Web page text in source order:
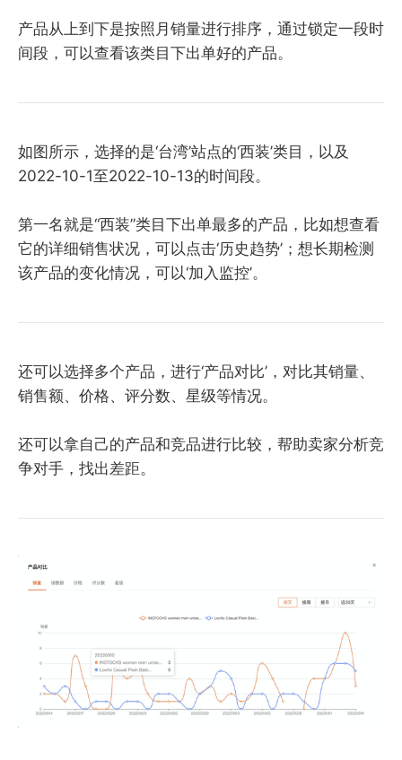
产品从上到下是按照月销量进行排序，通过锁定一段时
间段，可以查看该类目下出单好的产品。
如图所示，选择的是‘台湾’站点的‘西装’类目，以及
2022-10-1至2022-10-13的时间段。
第一名就是“西装”类目下出单最多的产品，比如想查看
它的详细销售状况，可以点击‘历史趋势’；想长期检测
该产品的变化情况，可以‘加入监控’。
还可以选择多个产品，进行‘产品对比’，对比其销量、
销售额、价格、评分数、星级等情况。
还可以拿自己的产品和竞品进行比较，帮助卖家分析竞
争对手，找出差距。